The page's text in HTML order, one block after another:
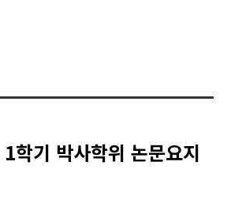
학기 박사학위 논문요지